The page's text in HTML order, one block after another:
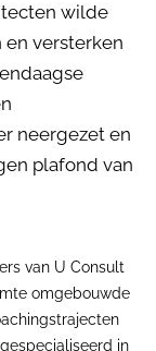
wilde
en versterken
neergezet en
plafond van
van U Consult
omgebouwde
in